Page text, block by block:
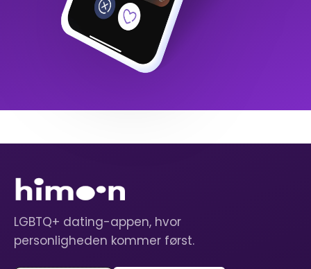
LGBTQ+ dating-appen, hvor
personligheden kommer først.